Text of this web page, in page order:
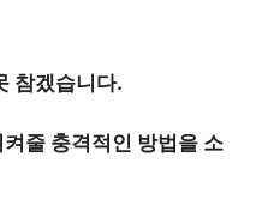
참겠습니다.
줄 충격적인 방법을 소